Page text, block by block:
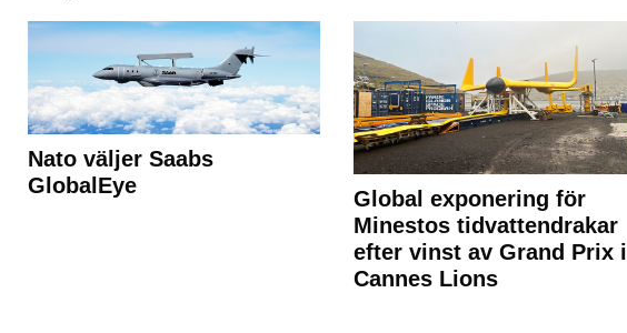
Nato väljer Saabs
GlobalEye
Global exponering för
Minestos tidvattendrakar
efter vinst av Grand Prix i
Cannes Lions